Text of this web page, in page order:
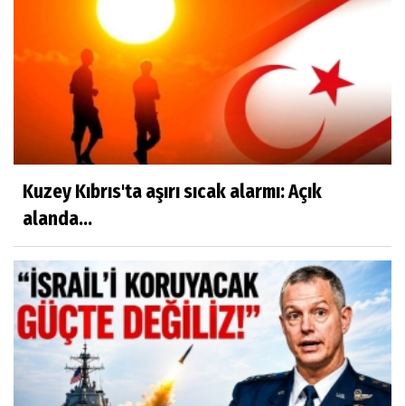
Kuzey Kıbrıs'ta aşırı sıcak alarmı: Açık
alanda...